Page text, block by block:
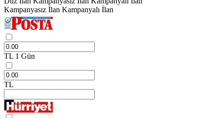
Kampanyasız İlan Kampanyalı İlan
TL 1 Gün
TL